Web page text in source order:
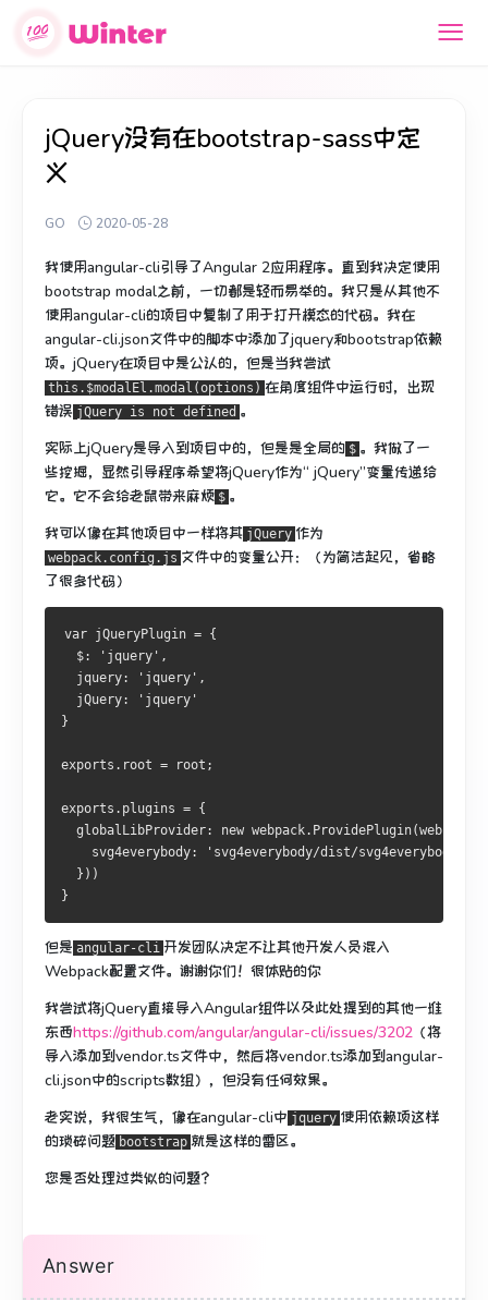
jQuery没有在bootstrap-sass中定
义
GO 2020-05-28
我使用angular-cli引导了Angular 2应用程序。 直到我决定使用
bootstrap modal之前，一切都是轻而易举的。 我只是从其他不
使用angular-cli的项目中复制了用于打开模态的代码。 我在
angular-cli.json文件中的脚本中添加了jquery和bootstrap依赖
项。 jQuery在项目中是公认的，但是当我尝试
this.$modalEl.modal(options) 在角度组件中运行时，出现
错误 jQuery is not defined 。
实际上jQuery是导入到项目中的，但是是全局的 $ 。 我做了一
些挖掘，显然引导程序希望将jQuery作为“ jQuery”变量传递给
它。 它不会给老鼠带来麻烦 $ 。
我可以像在其他项目中一样将其 jQuery 作为
webpack.config.js 文件中的变量公开：（为简洁起见，省略
了很多代码）
var jQueryPlugin = {
  $
: 'jquery' ,
  jquery
: 'jquery' ,
  jQuery
:
'jquery'
}
exports . root = root ;
exports . plugins = {
  globalLibProvider
: new webpack. ProvidePlugin(
    svg4everybody
:
'svg4everybody/dist/svg4everybody.js'
}))
}
但是 angular-cli 开发团队决定不让其他开发人员混入
Webpack配置文件。 谢谢你们！ 很体贴的你
我尝试将jQuery直接导入Angular组件以及此处提到的其他一堆
东西https://github.com/angular/angular-cli/issues/3202 （将
导入添加到vendor.ts文件中，然后将vendor.ts添加到angular-
cli.json中的scripts数组），但没有任何效果。
老实说，我很生气，像在angular-cli中 jquery 使用依赖项这样
的琐碎问题 bootstrap 就是这样的雷区。
您是否处理过类似的问题？
Answer